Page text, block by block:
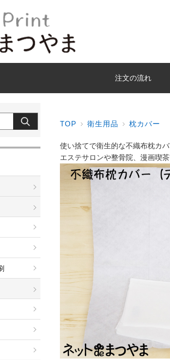
注文の流れ
TOP 衛生用品 枕カバー
使い捨てで衛生的な不織布枕カ
エステサロンや整骨院、漫画喫